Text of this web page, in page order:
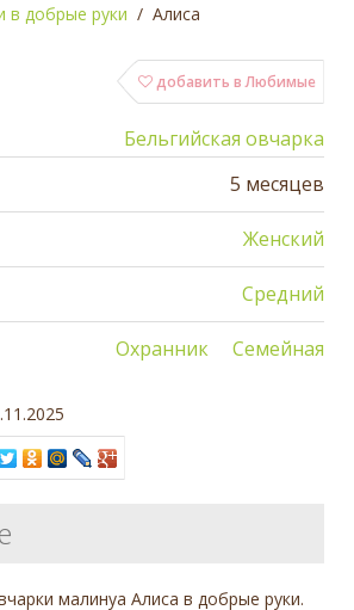
в добрые руки Алиса
добавить в Любимые
Бельгийская овчарка
5 месяцев
Женский
Средний
Семейная
Охранник
малинуа Алиса в добрые руки.